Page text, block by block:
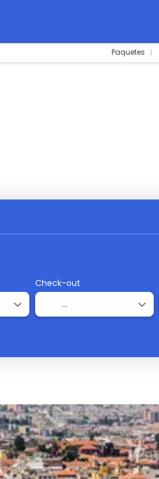
Paquetes
Check-out